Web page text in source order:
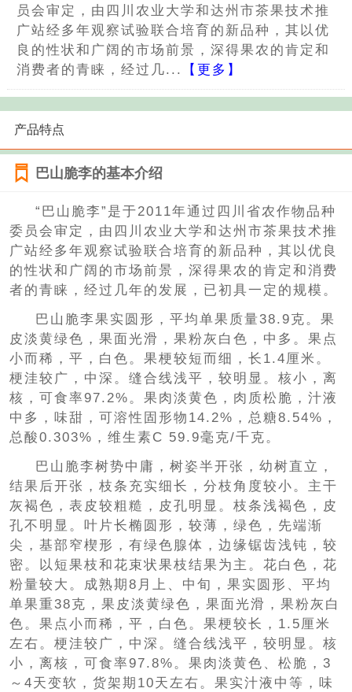
员会审定，由四川农业大学和达州市茶果技术推
广站经多年观察试验联合培育的新品种，其以优
良的性状和广阔的市场前景，深得果农的肯定和
消费者的青睐，经过几...
【更多】
产品特点
巴山脆李的基本介绍
“巴山脆李”是于2011年通过四川省农作物品种
委员会审定，由四川农业大学和达州市茶果技术推
广站经多年观察试验联合培育的新品种，其以优良
的性状和广阔的市场前景，深得果农的肯定和消费
者的青睐，经过几年的发展，已初具一定的规模。
巴山脆李果实圆形，平均单果质量38.9克。果
皮淡黄绿色，果面光滑，果粉灰白色，中多。果点
小而稀，平，白色。果梗较短而细，长1.4厘米。
梗洼较广，中深。缝合线浅平，较明显。核小，离
核，可食率97.2%。果肉淡黄色，肉质松脆，汁液
中多，味甜，可溶性固形物14.2%，总糖8.54%，
总酸0.303%，维生素C 59.9毫克/千克。
巴山脆李树势中庸，树姿半开张，幼树直立，
结果后开张，枝条充实细长，分枝角度较小。主干
灰褐色，表皮较粗糙，皮孔明显。枝条浅褐色，皮
孔不明显。叶片长椭圆形，较薄，绿色，先端渐
尖，基部窄楔形，有绿色腺体，边缘锯齿浅钝，较
密。以短果枝和花束状果枝结果为主。花白色，花
粉量较大。成熟期8月上、中旬，果实圆形、平均
单果重38克，果皮淡黄绿色，果面光滑，果粉灰白
色。果点小而稀，平，白色。果梗较长，1.5厘米
左右。梗洼较广，中深。缝合线浅平，较明显。核
小，离核，可食率97.8%。果肉淡黄色、松脆，3
～4天变软，货架期10天左右。果实汁液中等，味